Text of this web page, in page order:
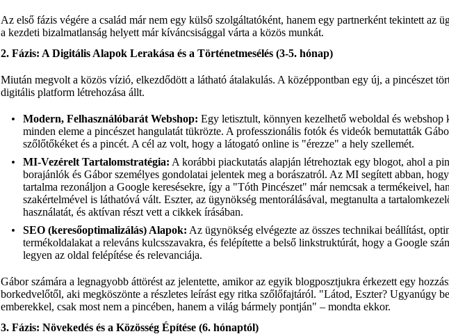
Az első fázis végére a család már nem egy külső szolgáltatóként, hanem egy partnerként tekintett az
a kezdeti bizalmatlanság helyett már kíváncsisággal várta a közös munkát.
2. Fázis: A Digitális Alapok Lerakása és a Történetmesélés (3-5. hónap)
Miután megvolt a közös vízió, elkezdődött a látható átalakulás. A középpontban egy új, a pincészet
digitális platform létrehozása állt.
Modern, Felhasználóbarát Webshop: Egy letisztult, könnyen kezelhető weboldal és webshop
minden eleme a pincészet hangulatát tükrözte. A professzionális fotók és videók bemutatták
szőlőtőkéket és a pincét. A cél az volt, hogy a látogató online is "érezze" a hely szellemét.
MI-Vezérelt Tartalomstratégia: A korábbi piackutatás alapján létrehoztak egy blogot, ahol a
borajánlók és Gábor személyes gondolatai jelentek meg a borászatról. Az MI segített abban,
tartalma rezonáljon a Google keresésekre, így a "Tóth Pincészet" már nemcsak a termékeivel,
szakértelmével is láthatóvá vált. Eszter, az ügynökség mentorálásával, megtanulta a
használatát, és aktívan részt vett a cikkek írásában.
SEO (keresőoptimalizálás) Alapok: Az ügynökség elvégezte az összes technikai beállítást,
termékoldalakat a releváns kulcsszavakra, és felépítette a belső linkstruktúrát, hogy a Google
legyen az oldal felépítése és relevanciája.
Gábor számára a legnagyobb áttörést az jelentette, amikor az egyik blogposztjukra érkezett egy
borkedvelőtől, aki megköszönte a részletes leírást egy ritka szőlőfajtáról. "Látod, Eszter? Ugyanúgy
emberekkel, csak most nem a pincében, hanem a világ bármely pontján" – mondta ekkor.
3. Fázis: Növekedés és a Közösség Építése (6. hónaptól)